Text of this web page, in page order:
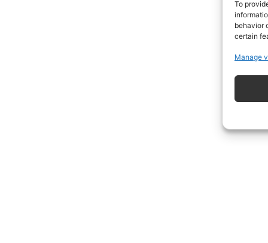
To
behavior
certain
Manage